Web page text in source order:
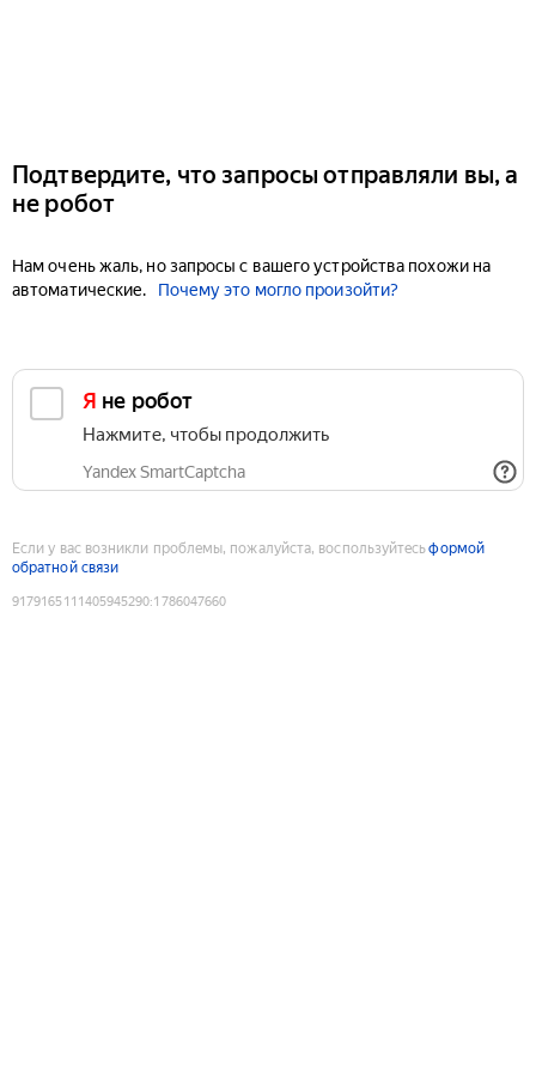
Подтвердите, что запросы отправляли вы, а
не робот
Нам очень жаль, но запросы с вашего устройства похожи на
автоматические.
Почему это могло произойти?
Я не робот
Нажмите, чтобы продолжить
Yandex SmartCaptcha
Если у вас возникли проблемы, пожалуйста, воспользуйтесьформой
обратной связи
9179165111405945290:1786047660